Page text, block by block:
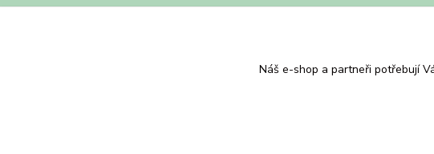
Náš e-shop a partneři potřebují